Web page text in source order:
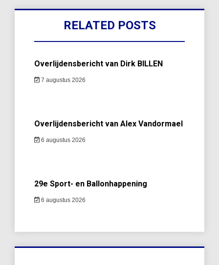
RELATED POSTS
Overlijdensbericht van Dirk BILLEN
7 augustus 2026
Overlijdensbericht van Alex Vandormael
6 augustus 2026
29e Sport- en Ballonhappening
6 augustus 2026